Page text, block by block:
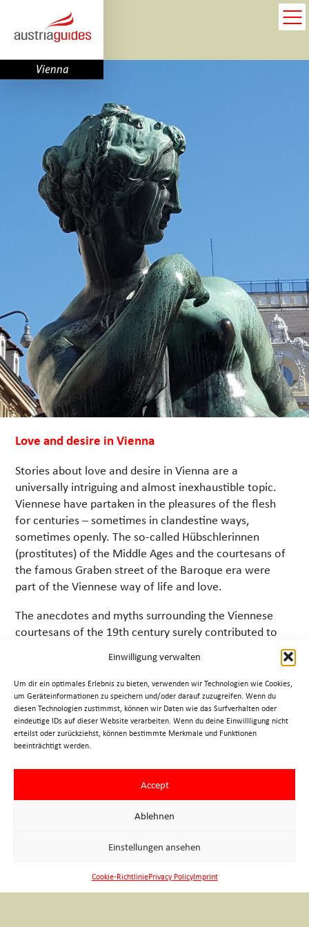
Einwilligung verwalten
Um dir ein optimales Erlebnis zu bieten, verwenden wir Technologien wie Cookies,
um Geräteinformationen zu speichern und/oder darauf zuzugreifen. Wenn du
diesen Technologien zustimmst, können wir Daten wie das Surfverhalten oder
eindeutige IDs auf dieser Website verarbeiten. Wenn du deine Einwillligung nicht
erteilst oder zurückziehst, können bestimmte Merkmale und Funktionen
beeinträchtigt werden.
Accept
Ablehnen
Einstellungen ansehen
Cookie-RichtliniePrivacy PolicyImprint
Love and desire in Vienna
Stories about love and desire in Vienna are a
universally intriguing and almost inexhaustible topic.
Viennese have partaken in the pleasures of the flesh
for centuries – sometimes in clandestine ways,
sometimes openly. The so-called Hübschlerinnen
(prostitutes) of the Middle Ages and the courtesans of
the famous Graben street of the Baroque era were
part of the Viennese way of life and love.
The anecdotes and myths surrounding the Viennese
courtesans of the 19th century surely contributed to
you insight into life inside those private dining rooms,
and you will hear anecdotes about flirtatious
encounters, but also about true love at the royal court.
Duration: 1,5 – 2 hours
» costs and terms